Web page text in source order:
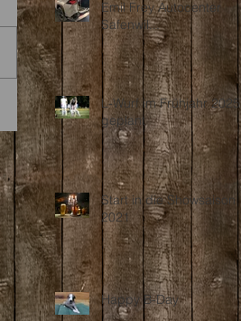
Emil Frey Autocenter
Safenwil...
L-Wurf im Frühjahr 2025
geplant
Start in die Showsaison
2021
Happy B-Day